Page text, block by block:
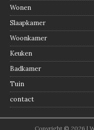
Wonen
Slaapkamer
Woonkamer
Keuken
Badkamer
Tuin
contact
Copyright © 2026 |